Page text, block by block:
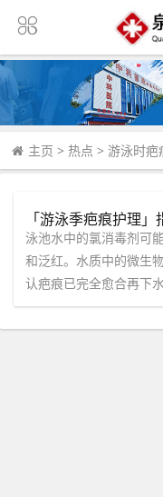
主页 > 热点 > 游泳时疤
泳池水中的氯消毒剂可
和泛红。水质中的微生
认疤痕已完全愈合再下